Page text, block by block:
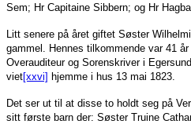
Sem; Hr Capitaine Sibbern; og Hr
Litt senere på året giftet Søster
gammel. Hennes tilkommende var 41 år
Overauditeur og Sorenskriver i
viet[xxvi] hjemme i hus 13 mai 1823.
Det ser ut til at disse to holdt seg på
sitt første barn der: Søster Truine